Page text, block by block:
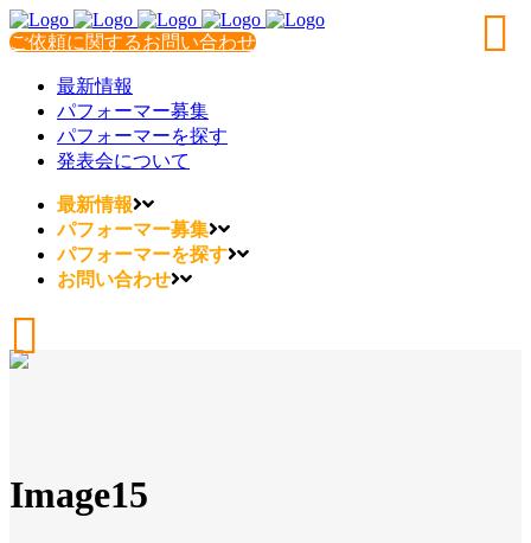
ご依頼に関するお問い合わせ
最新情報
パフォーマー募集
パフォーマーを探す
発表会について
最新情報
パフォーマー募集
パフォーマーを探す
お問い合わせ
Image15